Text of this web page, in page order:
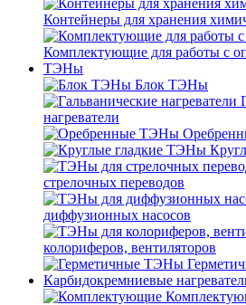
Контейнеры для хранения
Комплектующие для работы с
ТЭНы
Блок ТЭНы
нагреватели
стрелочных переводов
диффузионных насосов
колориферов, вентиляторов
Карбидокремниевые